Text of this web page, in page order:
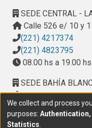
SEDE CENTRAL -
Calle 526 e/ 10 y
(221) 4217374
(221) 4823795
08.00 hs a 19.00 hs
SEDE BAHÍA
Calle Ciudad de
Provincial del
(291) 459 2550,
We collect and process
purposes:
Statistics